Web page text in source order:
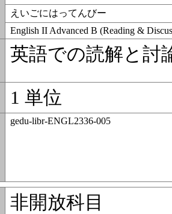
えいごにはってんびー
English II Advanced B (Reading &
英語での読解と討
1 単位
gedu-libr-ENGL2336-005
非開放科目